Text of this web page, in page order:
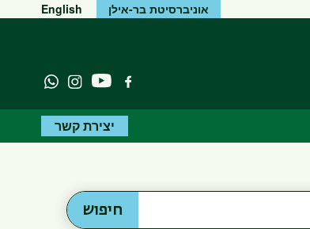
אוניברסיטת בר-אילן English
פייסבוקיוטיוב Instagram
יצירת קשר
חיפוש